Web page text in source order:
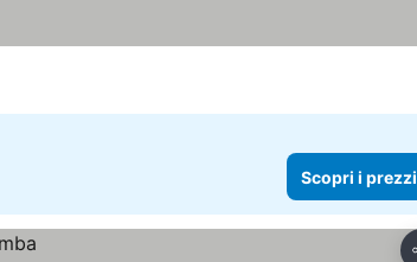
Scopri i prezzi